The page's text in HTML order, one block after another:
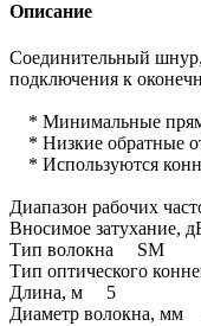
Описание
Соединительный
подключения к
* Минимальные
* Низкие обратные
* Используются
Диапазон рабочих
Вносимое затухание,
Тип волокна SM
Тип оптического
Длина, м 5
Диаметр волокна, мм